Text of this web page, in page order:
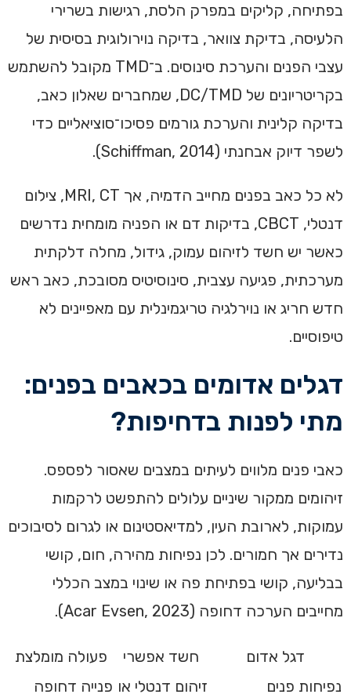
בפתיחה, קליקים במפרק הלסת, רגישות בשרירי
הלעיסה, בדיקת צוואר, בדיקה נוירולוגית בסיסית של
עצבי הפנים והערכת סינוסים. ב־TMD מקובל להשתמש
בקריטריונים של DC/TMD, שמחברים שאלון כאב,
בדיקה קלינית והערכת גורמים פסיכו־סוציאליים כדי
לשפר דיוק אבחנתי (Schiffman, 2014).
לא כל כאב בפנים מחייב הדמיה, אך MRI, CT, צילום
דנטלי, CBCT, בדיקות דם או הפניה מומחית נדרשים
כאשר יש חשד לזיהום עמוק, גידול, מחלה דלקתית
מערכתית, פגיעה עצבית, סינוסיטיס מסובכת, כאב ראש
חדש חריג או נוירלגיה טריגמינלית עם מאפיינים לא
טיפוסיים.
דגלים אדומים בכאבים בפנים:
מתי לפנות בדחיפות?
כאבי פנים מלווים לעיתים במצבים שאסור לפספס.
זיהומים ממקור שיניים עלולים להתפשט לרקמות
עמוקות, לארובת העין, למדיאסטינום או לגרום לסיבוכים
נדירים אך חמורים. לכן נפיחות מהירה, חום, קושי
בבליעה, קושי בפתיחת פה או שינוי במצב הכללי
מחייבים הערכה דחופה (Acar Evsen, 2023).
דגל אדום חשד אפשרי
פעולה מומלצת
נפיחות פנים
זיהום דנטלי או פנייה דחופה